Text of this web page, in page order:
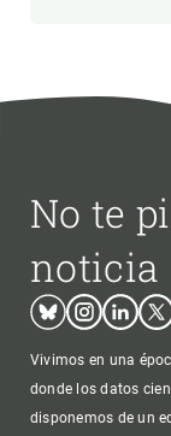
No te
noticia
BlueskyInstagram
Linkedin
Vivimos en una
donde los datos
disponemos de un